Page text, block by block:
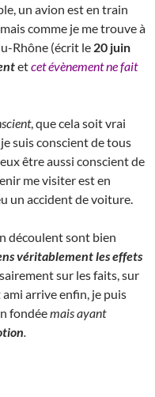
un avion est en train
comme je me trouve à
Rhône (écrit le 20 juin
etcet évènement ne fait
, que cela soit vrai
suis conscient de tous
être aussi conscient de
me visiter est en
un accident de voiture.
découlent sont bien
véritablement les effets
sur les faits, sur
ami arrive enfin, je puis
fondéemais ayant